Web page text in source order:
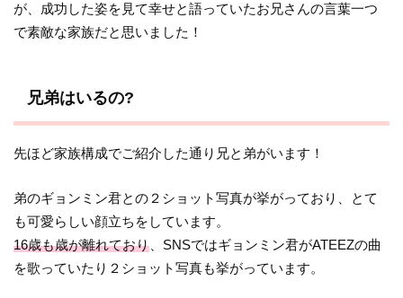
が、成功した姿を見て幸せと語っていたお兄さんの言葉一つ
で素敵な家族だと思いました！
兄弟はいるの?
先ほど家族構成でご紹介した通り兄と弟がいます！
弟のギョンミン君との２ショット写真が挙がっており、とて
も可愛らしい顔立ちをしています。
16歳も歳が離れており 、SNSではギョンミン君がATEEZの曲
を歌っていたり２ショット写真も挙がっています。